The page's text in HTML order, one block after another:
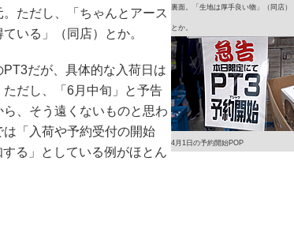
裏面。「生地は厚手良い物」（同店）
とか。
4月1日の予約開始POP
ただし、「ちゃんとアース
いる」（同店）とか。
だが、具体的な入荷日は
だし、「6月中旬」と予告
ら、そう遠くないものと思わ
は「入荷や予約受付の開始
る」としている例がほとん